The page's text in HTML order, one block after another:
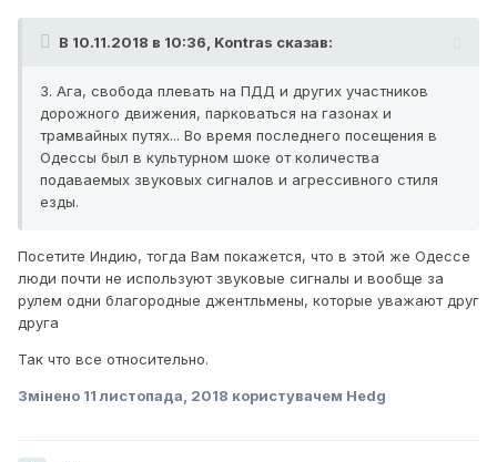
В 10.11.2018 в 10:36, Kontras сказав:
3. Ага, свобода плевать на ПДД и других участников
дорожного движения, парковаться на газонах и
трамвайных путях... Во время последнего посещения в
Одессы был в культурном шоке от количества
подаваемых звуковых сигналов и агрессивного стиля
езды.
Посетите Индию, тогда Вам покажется, что в этой же Одессе
люди почти не используют звуковые сигналы и вообще за
рулем одни благородные джентльмены, которые уважают друг
друга
Так что все относительно.
Змінено 11 листопада, 2018 користувачем Hedg